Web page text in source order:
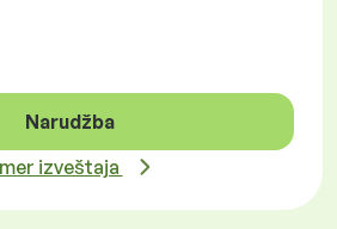
Narudžba
izveštaja